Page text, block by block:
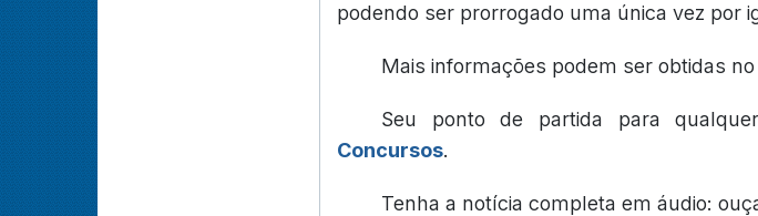
podendo ser prorrogado uma única vez por
Mais informações podem ser obtidas
Seu ponto de partida para
Concursos.
Tenha a notícia completa em áudio: